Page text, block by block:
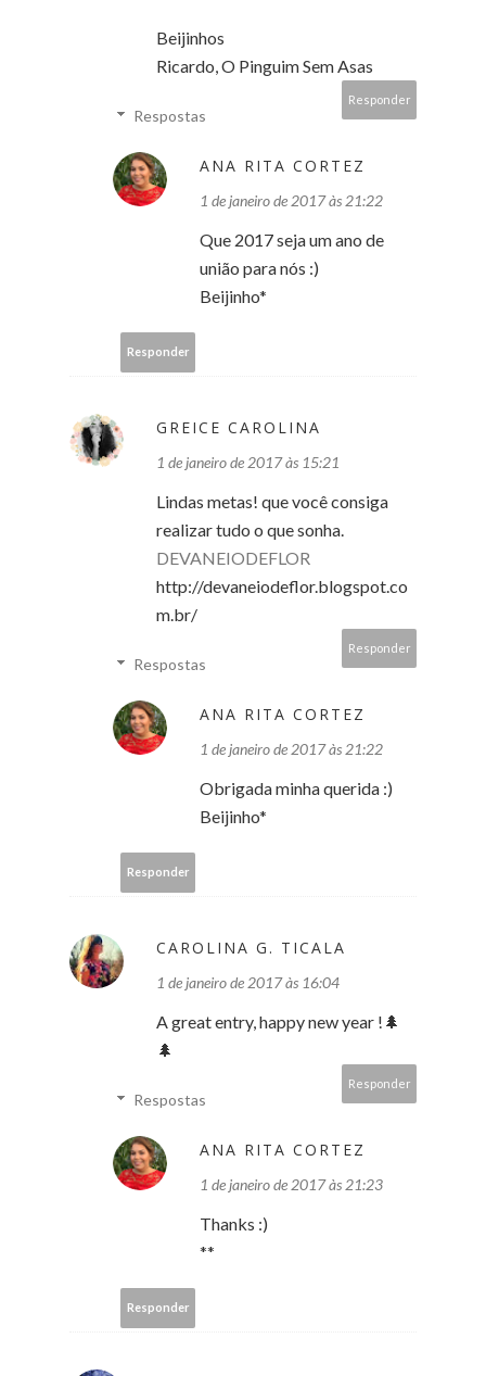
Beijinhos
Ricardo, O Pinguim Sem Asas
Responder
Respostas
ANA RITA CORTEZ
1 de janeiro de 2017 às 21:22
Que 2017 seja um ano de
união para nós :)
Beijinho*
Responder
GREICE CAROLINA
1 de janeiro de 2017 às 15:21
Lindas metas! que você consiga
realizar tudo o que sonha.
DEVANEIODEFLOR
http://devaneiodeflor.blogspot.co
m.br/
Responder
Respostas
ANA RITA CORTEZ
1 de janeiro de 2017 às 21:22
Obrigada minha querida :)
Beijinho*
Responder
CAROLINA G. TICALA
1 de janeiro de 2017 às 16:04
A great entry, happy new year !🌲
🌲
Responder
Respostas
ANA RITA CORTEZ
1 de janeiro de 2017 às 21:23
Thanks :)
**
Responder